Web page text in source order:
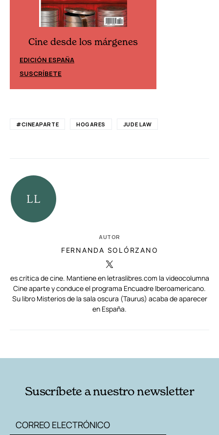
Cine desde los márgenes
EDICIÓN ESPAÑA
SUSCRÍBETE
#CINEAPARTE HOGARES JUDE LAW
AUTOR
FERNANDA SOLÓRZANO
es crítica de cine. Mantiene en letraslibres.com la videocolumna
Cine aparte y conduce el programa Encuadre Iberoamericano.
Su libro Misterios de la sala oscura (Taurus) acaba de aparecer
en España.
Suscríbete a nuestro newsletter